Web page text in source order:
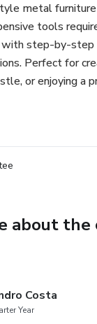
metal
tools
step-by-step
Perfect for
or enjoying a
about
Costa
Year